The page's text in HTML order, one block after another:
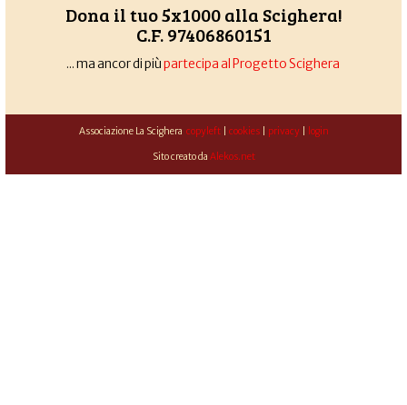
Dona il tuo 5x1000 alla Scighera!
C.F. 97406860151
... ma ancor di piùpartecipa al Progetto Scighera
Associazione La Scighera copyleft| cookies| privacy| login
Sito creato da Alekos.net